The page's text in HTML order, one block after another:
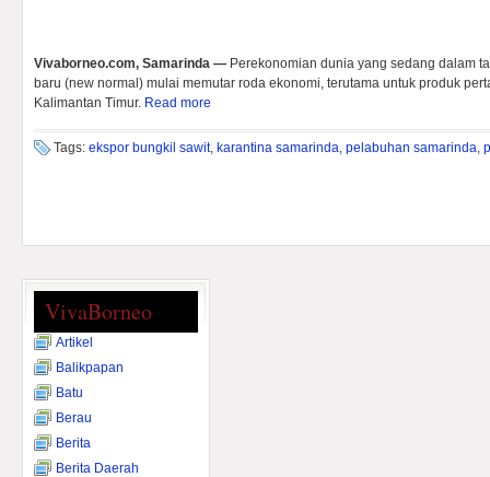
Vivaborneo.com, Samarinda — Perekonomian dunia yang sedang dalam
baru (new normal) mulai memutar roda ekonomi, terutama untuk produk
Kalimantan Timur. Read more
Tags: ekspor bungkil sawit, karantina samarinda, pelabuhan samarinda,
VivaBorneo
Artikel
Balikpapan
Batu
Berau
Berita
Berita Daerah